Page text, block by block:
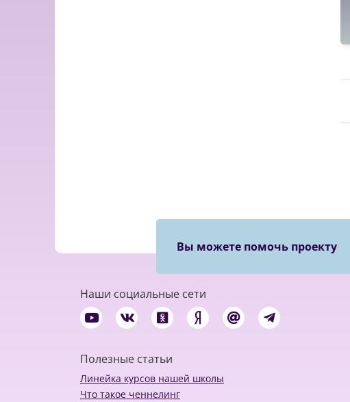
Вы можете помочь проекту
Наши социальные сети
Полезные статьи
Линейка курсов нашей школы
Что такое ченнелинг